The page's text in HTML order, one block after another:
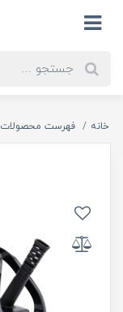
خانه فهرست محصولات